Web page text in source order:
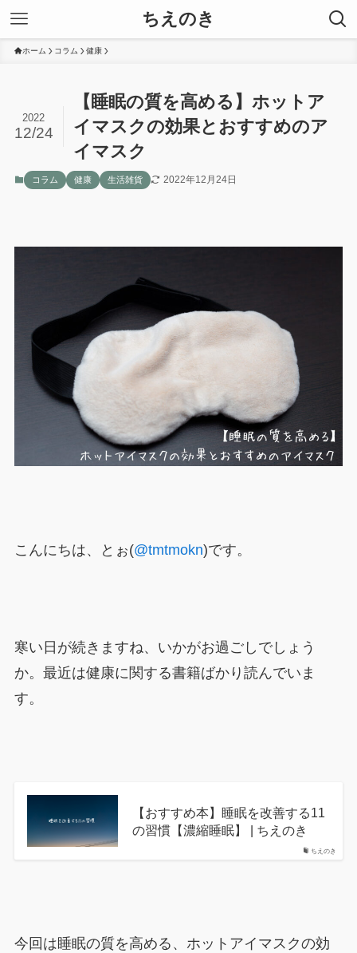
ちえのき
ホーム コラム 健康
【睡眠の質を高める】ホットア
イマスクの効果とおすすめのア
イマスク
2022
12/24
コラム 健康 生活雑貨 2022年12月24日
こんにちは、とぉ(@tmtmokn)です。
寒い日が続きますね、いかがお過ごしでしょう
か。最近は健康に関する書籍ばかり読んでいま
す。
ちえのき
【おすすめ本】睡眠を改善する11
の習慣【濃縮睡眠】 | ちえのき
今回は睡眠の質を高める、ホットアイマスクの効